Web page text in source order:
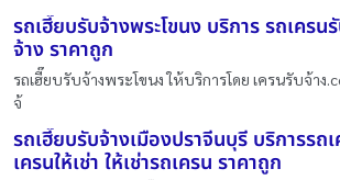
รถเฮี๊ยบรับจ้างพระโขนง บริการ รถเครน
จ้าง ราคาถูก
รถเฮี๊ยบรับจ้างพระโขนง ให้บริการโดย เครนรับจ้าง
จ้
รถเฮี๊ยบรับจ้างเมืองปราจีนบุรี บริการรถ
เครนให้เช่า ให้เช่ารถเครน ราคาถูก